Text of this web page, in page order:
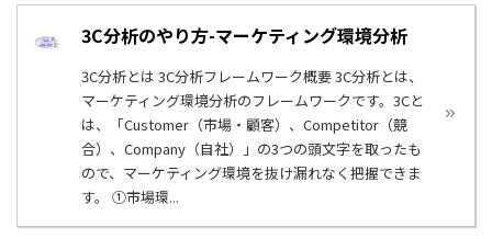
3C分析のやり方-マーケティング環境分析
3C分析とは 3C分析フレームワーク概要 3C分析とは、
マーケティング環境分析のフレームワークです。3Cと
は、「Customer（市場・顧客）、Competitor（競
合）、Company（自社）」の3つの頭文字を取ったも
ので、マーケティング環境を抜け漏れなく把握できま
す。 ①市場環...